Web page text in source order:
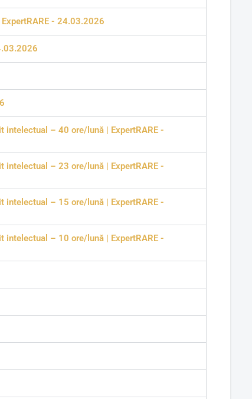
- 24.03.2026
– 40 ore/lună | ExpertRARE -
– 23 ore/lună | ExpertRARE -
– 15 ore/lună | ExpertRARE -
– 10 ore/lună | ExpertRARE -